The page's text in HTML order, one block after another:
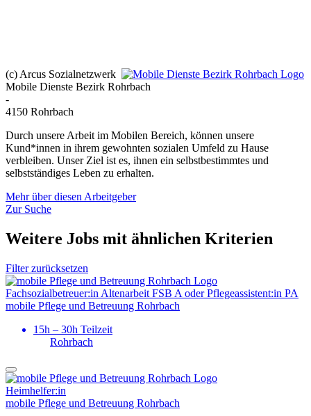
(c) Arcus Sozialnetzwerk
Mobile Dienste Bezirk Rohrbach
-
4150 Rohrbach
Durch unsere Arbeit im Mobilen Bereich, können unsere
Kund*innen in ihrem gewohnten sozialen Umfeld zu Hause
verbleiben. Unser Ziel ist es, ihnen ein selbstbestimmtes und
selbstständiges Leben zu erhalten.
Mehr über diesen Arbeitgeber
Zur Suche
Weitere Jobs mit ähnlichen Kriterien
Filter zurücksetzen
Fachsozial­­­­betreuer:in Altenarbeit FSB A oder Pflegeassistent:in PA
mobile Pflege und Betreuung Rohrbach
15h – 30h Teilzeit
Rohrbach
Heimhelfer:in
mobile Pflege und Betreuung Rohrbach